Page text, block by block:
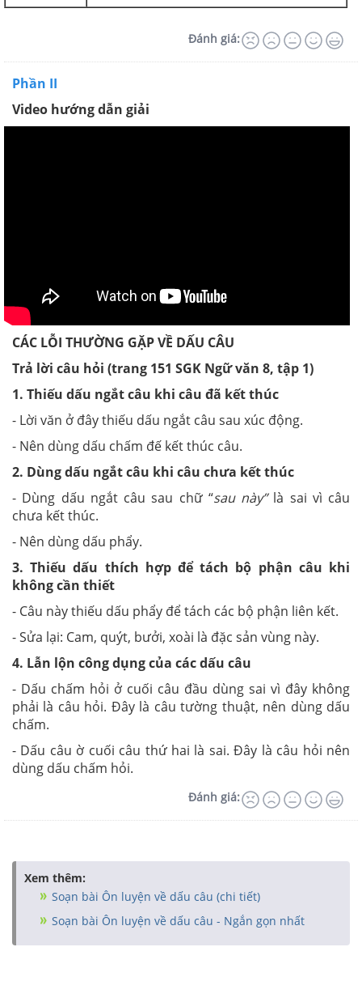
Đánh giá:
Phần II
Video hướng dẫn giải
CÁC LỖI THƯỜNG GẶP VỀ DẤU CÂU
Trả lời câu hỏi (trang 151 SGK Ngữ văn 8, tập 1)
1. Thiếu dấu ngắt câu khi câu đã kết thúc
- Lời văn ở đây thiếu dấu ngắt câu sau xúc động.
- Nên dùng dấu chấm đế kết thúc câu.
2. Dùng dấu ngắt câu khi câu chưa kết thúc
- Dùng dấu ngắt câu sau chữ “sau này”là sai vì câu
chưa kết thúc.
- Nên dùng dấu phẩy.
3. Thiếu dấu thích hợp để tách bộ phận câu khi
không cần thiết
- Câu này thiếu dấu phẩy để tách các bộ phận liên kết.
- Sửa lại: Cam, quýt, bưởi, xoài là đặc sản vùng này.
4. Lẫn lộn công dụng của các dấu câu
- Dấu chấm hỏi ở cuối câu đầu dùng sai vì đây không
phải là câu hỏi. Đây là câu tường thuật, nên dùng dấu
chấm.
- Dấu câu ờ cuối câu thứ hai là sai. Đây là câu hỏi nên
dùng dấu chấm hỏi.
Đánh giá:
Xem thêm:
Soạn bài Ôn luyện về dấu câu (chi tiết)
Soạn bài Ôn luyện về dấu câu - Ngắn gọn nhất